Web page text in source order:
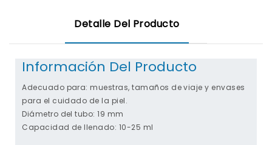
Detalle Del Producto
Información Del Producto
Adecuado para: muestras, tamaños de viaje y envases
para el cuidado de la piel.
Diámetro del tubo: 19 mm
Capacidad de llenado: 10-25 ml